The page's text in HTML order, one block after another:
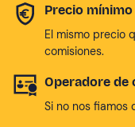
Precio
El mismo precio
comisiones.
Operadore de
Si no nos fiamos